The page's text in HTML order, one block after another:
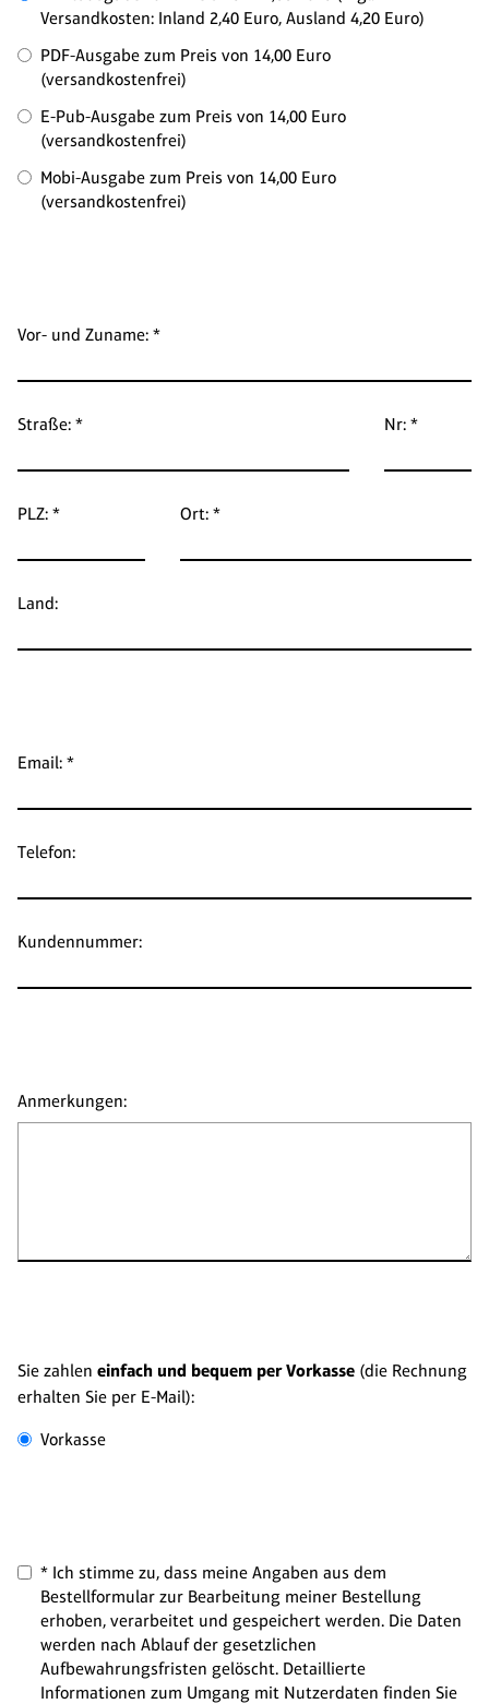
Versandkosten: Inland 2,40 Euro, Ausland 4,20 Euro)
PDF-Ausgabe zum Preis von 14,00 Euro
(versandkostenfrei)
E-Pub-Ausgabe zum Preis von 14,00 Euro
(versandkostenfrei)
Mobi-Ausgabe zum Preis von 14,00 Euro
(versandkostenfrei)
Vor- und Zuname: *
Straße: * Nr: *
PLZ: * Ort: *
Land:
Email: *
Telefon:
Kundennummer:
Anmerkungen:
Sie zahlen einfach und bequem per Vorkasse (die Rechnung
erhalten Sie per E-Mail):
Vorkasse
* Ich stimme zu, dass meine Angaben aus dem
Bestellformular zur Bearbeitung meiner Bestellung
erhoben, verarbeitet und gespeichert werden. Die Daten
werden nach Ablauf der gesetzlichen
Aufbewahrungsfristen gelöscht. Detaillierte
Informationen zum Umgang mit Nutzerdaten finden Sie